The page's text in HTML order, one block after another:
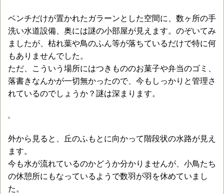
ベンチだけが置かれたガラーンとした空間に、数ヶ所の手
洗い水道設備、奥には謎の小部屋が見えます。のぞいてみ
ましたが、枯れ葉や鳥のふん等が落ちているだけで特に何
もありませんでした。
ただ、こういう場所にはつきもののお菓子や弁当のゴミ、
落書きなんかが一切無かったので、今もしっかりと管理さ
れているのでしょうか？謎は深まります。
外から見ると、丘のふもとに向かって階段状の水路が見え
ます。
今も水が流れているのかどうか分かりませんが、小鳥たち
の休憩所にもなっているようで数羽が羽を休めていまし
た。